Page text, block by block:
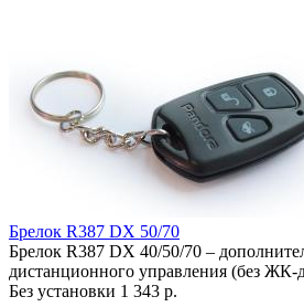
Брелок R387 DX 50/70
Брелок R387 DX 40/50/70 –
дистанционного управления (без ЖК-
Без установки 1 343 р.